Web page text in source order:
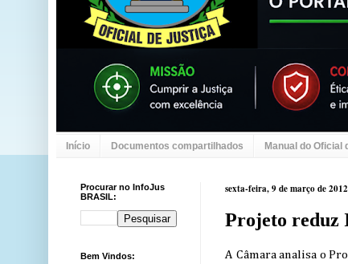
Início Documentos compartilhados Manual do Oficial
sexta-feira, 9 de março de 2012
Projeto reduz
A Câmara analisa o
Procurar no InfoJus
BRASIL:
Bem Vindos: